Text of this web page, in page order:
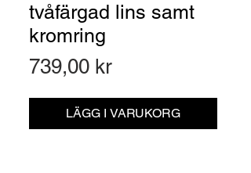
tvåfärgad lins samt
kromring
739,00 krPris
LÄGG I VARUKORG